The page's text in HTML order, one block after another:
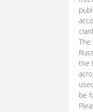
The
the
be